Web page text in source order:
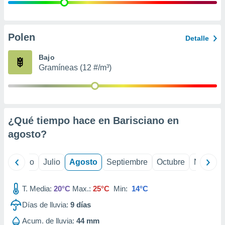
e
publicidad
Polen Detalle
Bajo
Gramíneas (12 #/m³)
¿Qué tiempo hace en Barisciano en
agosto?
Junio Julio Agosto Septiembre Octubre
T. Media: 20°C Max.: 25°C Min: 14°C
Días de lluvia: 9 días
Acum. de lluvia: 44 mm